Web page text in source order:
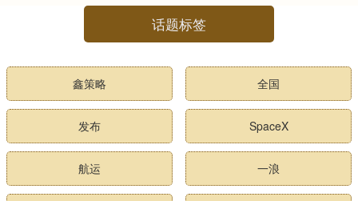
话题标签
鑫策略 全国
发布 SpaceX
航运 一浪